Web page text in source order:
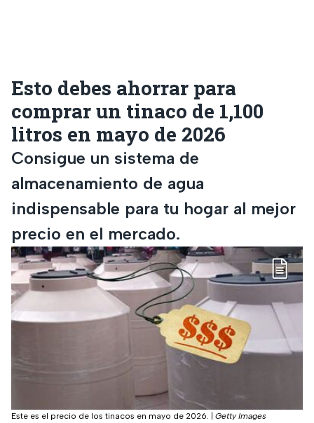
Esto debes ahorrar para
comprar un tinaco de 1,100
litros en mayo de 2026
Consigue un sistema de
almacenamiento de agua
indispensable para tu hogar al mejor
precio en el mercado.
Este es el precio de los tinacos en mayo de 2026. Getty Images